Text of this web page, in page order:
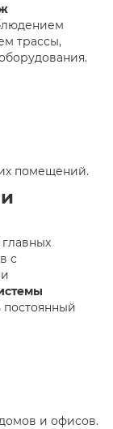
трассы,
помещений.
с
и офисов.